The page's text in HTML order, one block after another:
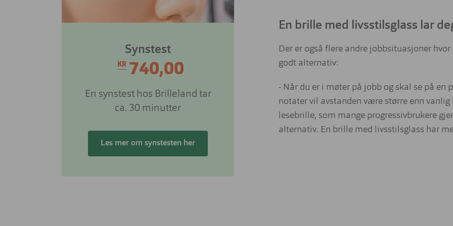
En brille med livsstilsglass lar
Der er også flere andre jobbsituasjoner
godt alternativ:
- Når du er i møter på jobb og skal se på en
notater vil avstanden være større enn
lesebrille, som mange progressivbrukere
alternativ. En brille med livsstilsglass har
Synstest
KR 740,00
En synstest hos Brilleland tar
ca. 30 minutter
Les mer om synstesten her